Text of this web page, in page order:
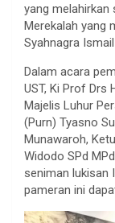
yang melahirkan
Merekalah yang
Syahnagra
Dalam acara
UST, Ki Prof Drs
Majelis Luhur
(Purn) Tyasno
Munawaroh,
Widodo SPd
seniman lukisan
pameran ini